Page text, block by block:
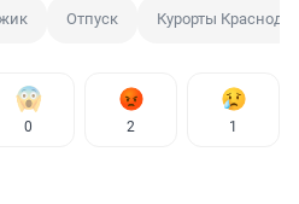
Отпуск Курорты
0 2 1